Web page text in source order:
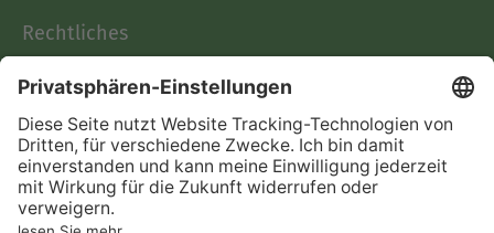
Rechtliches
AGB
Informationen nach Data
Act
Verträge hier kündigen
Impressum